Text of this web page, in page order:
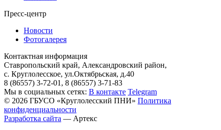
Пресс-центр
Новости
Фотогалерея
Контактная информация
Ставропольский край, Александровский район,
с. Круглолесское, ул.Октябрьская, д.40
8 (86557) 3-72-01, 8 (86557) 3-71-83
Мы в социальных сетях: В контакте Telegram
© 2026 ГБУСО «Круглолесский ПНИ» Политика
конфиденциальности
Разработка сайта — Артекс